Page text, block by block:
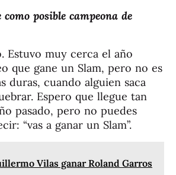
como posible campeona de
Estuvo muy cerca el año
que gane un Slam, pero no es
duras, cuando alguien saca
Espero que llegue tan
pasado, pero no puedes
“vas a ganar un Slam”.
Vilas ganar Roland Garros